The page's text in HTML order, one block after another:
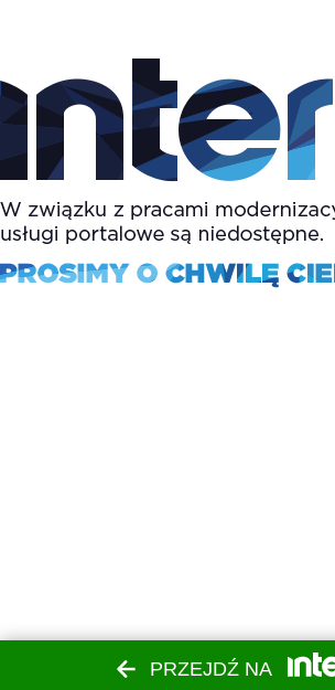
PRZEJDŹ NA